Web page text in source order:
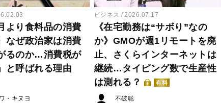
より食料品の消費
なぜ政治家は消費
るのか…消費税が
と呼ばれる理由
・キヌヨ
ビジネス 2026.07.17
《在宅勤務は“サボり”なの
か》GMOが週1リモートを廃
止、さくらインターネットは
継続…タイピング数で生産性
は測れる？
有料
不破聡